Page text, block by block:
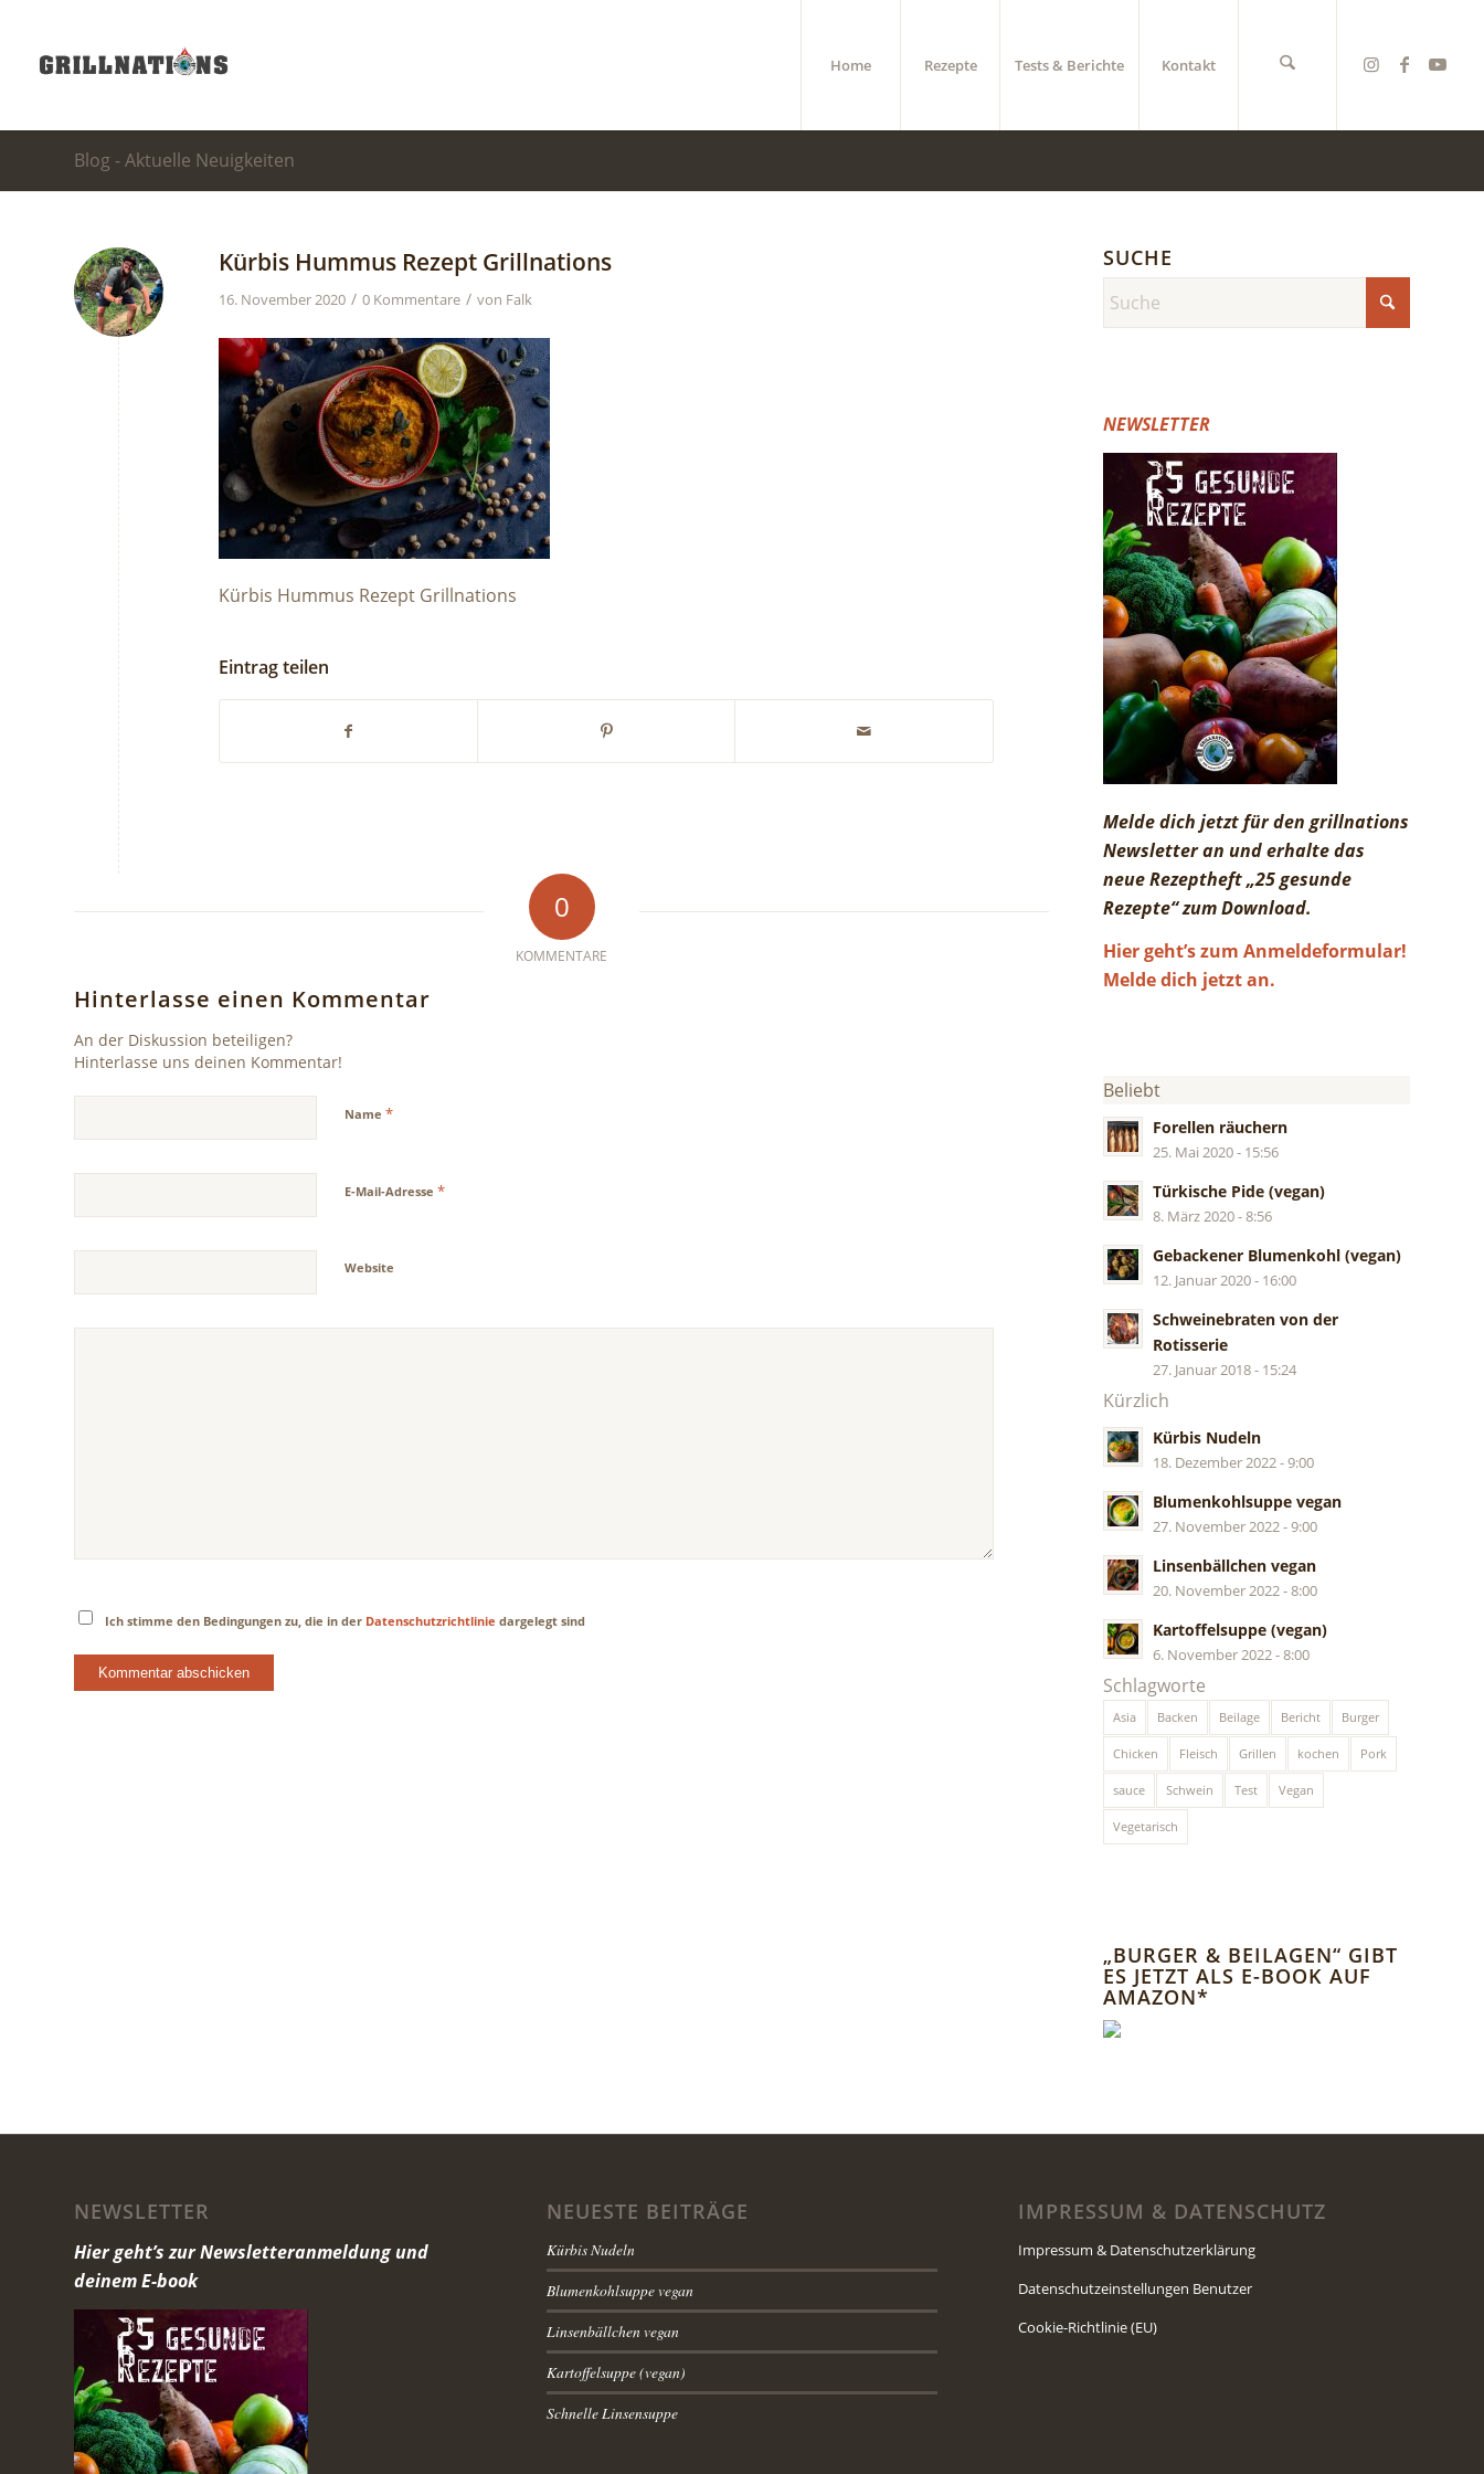
Home Rezepte Tests & Berichte Kontakt
Blog - Aktuelle Neuigkeiten
Kürbis Hummus Rezept Grillnations
16. November 2020 / 0 Kommentare / von Falk
Kürbis Hummus Rezept Grillnations
Eintrag teilen
0
KOMMENTARE
Hinterlasse einen Kommentar
An der Diskussion beteiligen?
Hinterlasse uns deinen Kommentar!
Name *
E-Mail-Adresse *
Website
Ich stimme den Bedingungen zu, die in der Datenschutzrichtlinie dargelegt sind
SUCHE
NEWSLETTER
Melde dich jetzt für den grillnations
Newsletter an und erhalte das
neue Rezeptheft „25 gesunde
Rezepte“ zum Download.
Hier geht’s zum Anmeldeformular!
Melde dich jetzt an.
Beliebt
Forellen räuchern
25. Mai 2020 - 15:56
Türkische Pide (vegan)
8. März 2020 - 8:56
Gebackener Blumenkohl (vegan)
12. Januar 2020 - 16:00
Schweinebraten von der
Rotisserie
27. Januar 2018 - 15:24
Kürzlich
Kürbis Nudeln
18. Dezember 2022 - 9:00
Blumenkohlsuppe vegan
27. November 2022 - 9:00
Linsenbällchen vegan
20. November 2022 - 8:00
Kartoffelsuppe (vegan)
6. November 2022 - 8:00
Schlagworte
Asia Backen Beilage Bericht Burger
Chicken Fleisch Grillen kochen Pork
sauce Schwein Test Vegan
Vegetarisch
„BURGER & BEILAGEN“ GIBT
ES JETZT ALS E-BOOK AUF
AMAZON*
NEWSLETTER
Hier geht’s zur Newsletteranmeldung und
deinem E-book
NEUESTE BEITRÄGE
Kürbis Nudeln
Blumenkohlsuppe vegan
Linsenbällchen vegan
Kartoffelsuppe (vegan)
Schnelle Linsensuppe
IMPRESSUM & DATENSCHUTZ
Impressum & Datenschutzerklärung
Datenschutzeinstellungen Benutzer
Cookie-Richtlinie (EU)